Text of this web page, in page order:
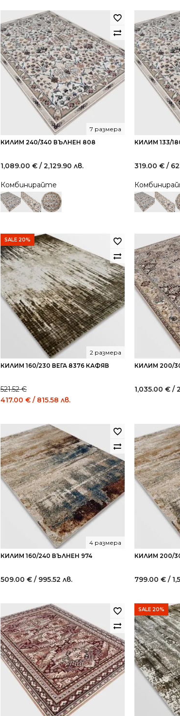
КИЛИМ 240/340 ВЪЛНЕН 808
7 размера
1,089.00 € / 2,129.90 лв.
Комбинирайте
КИЛИМ 133/
319.00 € /
SALE 20%
КИЛИМ 160/230 ВЕГА 8376 КАФЯВ
2 размера
521.52€
Original
521.52 €
/
1,020.00
лв..
417.00 € / 815.58 лв.
/
815.58
лв..
КИЛИМ 200/
1,035.00 € /
КИЛИМ 160/240 ВЪЛНЕН 974
4 размера
509.00 € / 995.52 лв.
КИЛИМ 200/
799.00 € /
SALE 20%